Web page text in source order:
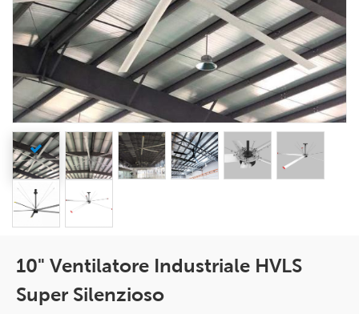
10" Ventilatore Industriale HVLS
Super Silenzioso